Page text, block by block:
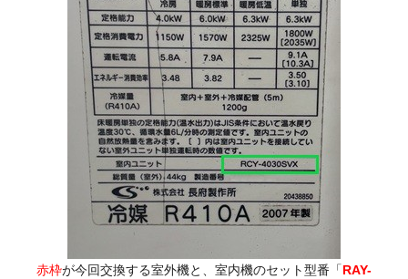
赤枠が今回交換する室外機と、室内機のセット型番「RAY-